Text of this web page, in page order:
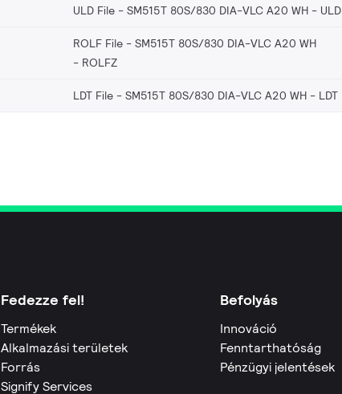
ULD File - SM515T 80S/830 DIA-VLC A20 WH ULD
ROLF File - SM515T 80S/830 DIA-VLC A20 WH
ROLFZ
LDT File - SM515T 80S/830 DIA-VLC A20 WH LDT
Fedezze fel!
Termékek
Alkalmazási területek
Forrás
Signify Services
Befolyás
Innováció
Fenntarthatóság
Pénzügyi jelentések